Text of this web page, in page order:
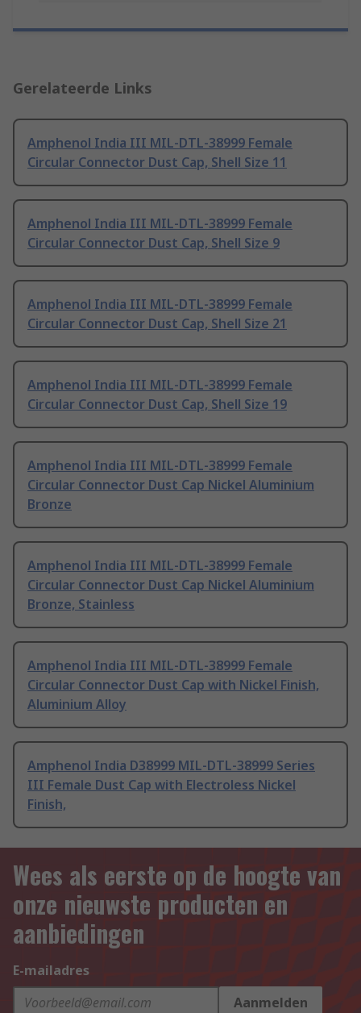
Gerelateerde Links
Amphenol India III MIL-DTL-38999 Female
Circular Connector Dust Cap, Shell Size 11
Amphenol India III MIL-DTL-38999 Female
Circular Connector Dust Cap, Shell Size 9
Amphenol India III MIL-DTL-38999 Female
Circular Connector Dust Cap, Shell Size 21
Amphenol India III MIL-DTL-38999 Female
Circular Connector Dust Cap, Shell Size 19
Amphenol India III MIL-DTL-38999 Female
Circular Connector Dust Cap Nickel Aluminium
Bronze
Amphenol India III MIL-DTL-38999 Female
Circular Connector Dust Cap Nickel Aluminium
Bronze, Stainless
Amphenol India III MIL-DTL-38999 Female
Circular Connector Dust Cap with Nickel Finish,
Aluminium Alloy
Amphenol India D38999 MIL-DTL-38999 Series
III Female Dust Cap with Electroless Nickel
Finish,
Wees als eerste op de hoogte van
onze nieuwste producten en
aanbiedingen
E-mailadres
Aanmelden